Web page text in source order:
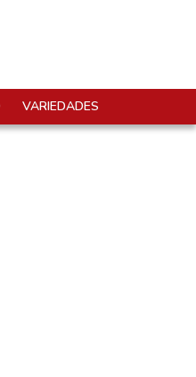
VARIEDADES